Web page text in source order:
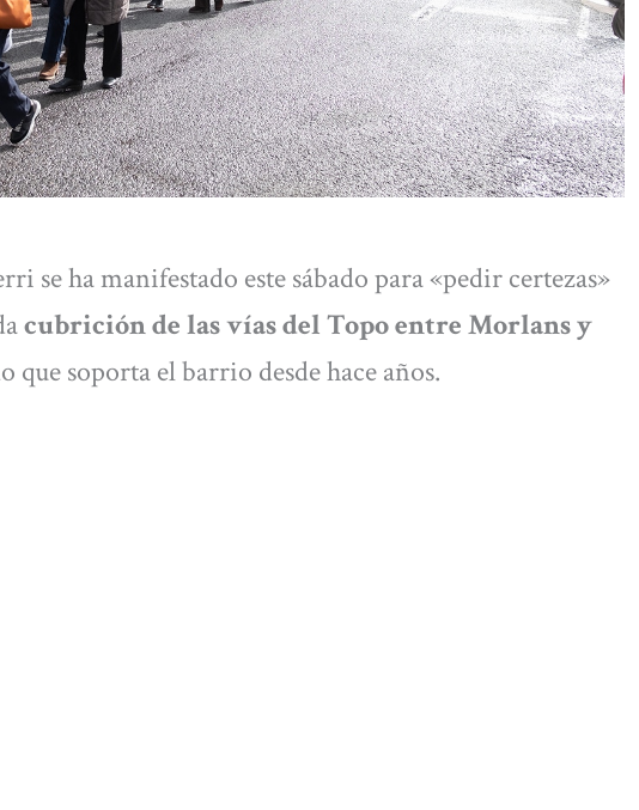
se ha manifestado este sábado para «pedir certezas»
cubrición de las vías del Topo entre Morlans y
soporta el barrio desde hace años.